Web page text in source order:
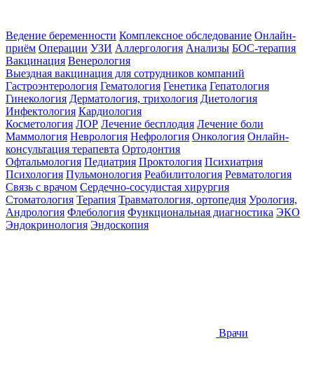
Ведение беременности Комплексное обследование Онлайн-
приём Операции УЗИ Аллергология Анализы БОС-терапия
Вакцинация Венерология
Выездная вакцинация для сотрудников компаний
Гастроэнтерология Гематология Генетика Гепатология
Гинекология Дерматология, трихология Диетология
Инфектология Кардиология
Косметология ЛОР Лечение бесплодия Лечение боли
Маммология Неврология Нефрология Онкология Онлайн-
консультация терапевта Ортодонтия
Офтальмология Педиатрия Проктология Психиатрия
Психология Пульмонология Реабилитология Ревматология
Связь с врачом Сердечно-сосудистая хирургия
Стоматология Терапия Травматология, ортопедия Урология,
Андрология Флебология Функциональная диагностика ЭКО
Эндокринология Эндоскопия
Врачи